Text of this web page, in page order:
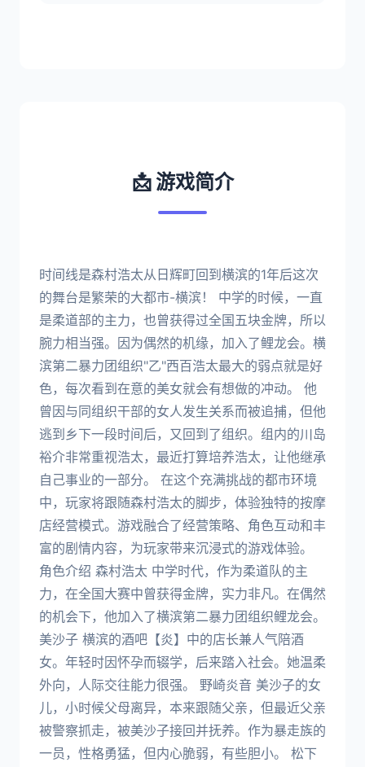
📩 游戏简介
时间线是森村浩太从日辉町回到横滨的1年后这次
的舞台是繁荣的大都市-横滨！ 中学的时候，一直
是柔道部的主力，也曾获得过全国五块金牌，所以
腕力相当强。因为偶然的机缘，加入了鲤龙会。横
滨第二暴力团组织"乙"西百浩太最大的弱点就是好
色，每次看到在意的美女就会有想做的冲动。 他
曾因与同组织干部的女人发生关系而被追捕，但他
逃到乡下一段时间后，又回到了组织。组内的川岛
裕介非常重视浩太，最近打算培养浩太，让他继承
自己事业的一部分。 在这个充满挑战的都市环境
中，玩家将跟随森村浩太的脚步，体验独特的按摩
店经营模式。游戏融合了经营策略、角色互动和丰
富的剧情内容，为玩家带来沉浸式的游戏体验。
角色介绍 森村浩太 中学时代，作为柔道队的主
力，在全国大赛中曾获得金牌，实力非凡。在偶然
的机会下，他加入了横滨第二暴力团组织鲤龙会。
美沙子 横滨的酒吧【炎】中的店长兼人气陪酒
女。年轻时因怀孕而辍学，后来踏入社会。她温柔
外向，人际交往能力很强。 野崎炎音 美沙子的女
儿，小时候父母离异，本来跟随父亲，但最近父亲
被警察抓走，被美沙子接回并抚养。作为暴走族的
一员，性格勇猛，但内心脆弱，有些胆小。 松下